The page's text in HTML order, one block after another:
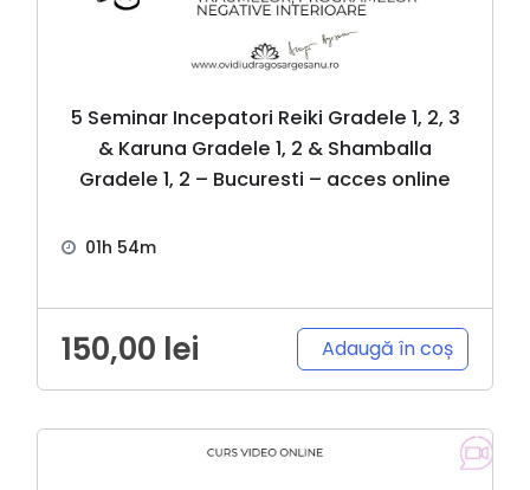
5 Seminar Incepatori Reiki Gradele 1, 2, 3
& Karuna Gradele 1, 2 & Shamballa
Gradele 1, 2 – Bucuresti – acces online
01h 54m
150,00 lei Adaugă în coș